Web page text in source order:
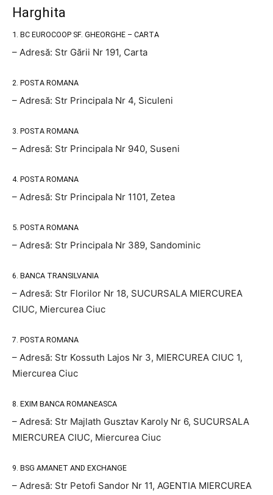
Harghita
1. BC EUROCOOP SF. GHEORGHE – CARTA
– Adresă: Str Gării Nr 191, Carta
2. POSTA ROMANA
– Adresă: Str Principala Nr 4, Siculeni
3. POSTA ROMANA
– Adresă: Str Principala Nr 940, Suseni
4. POSTA ROMANA
– Adresă: Str Principala Nr 1101, Zetea
5. POSTA ROMANA
– Adresă: Str Principala Nr 389, Sandominic
6. BANCA TRANSILVANIA
– Adresă: Str Florilor Nr 18, SUCURSALA MIERCUREA
CIUC, Miercurea Ciuc
7. POSTA ROMANA
– Adresă: Str Kossuth Lajos Nr 3, MIERCUREA CIUC 1,
Miercurea Ciuc
8. EXIM BANCA ROMANEASCA
– Adresă: Str Majlath Gusztav Karoly Nr 6, SUCURSALA
MIERCUREA CIUC, Miercurea Ciuc
9. BSG AMANET AND EXCHANGE
– Adresă: Str Petofi Sandor Nr 11, AGENTIA MIERCUREA